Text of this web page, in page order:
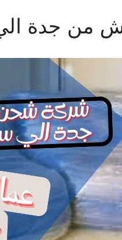
الي سلطنة